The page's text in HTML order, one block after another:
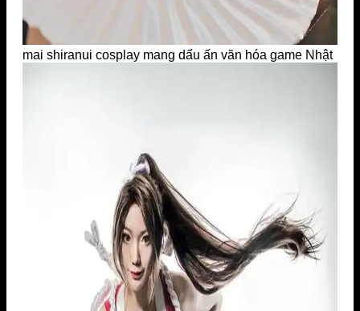
mai shiranui cosplay mang dấu ấn văn hóa game Nhật